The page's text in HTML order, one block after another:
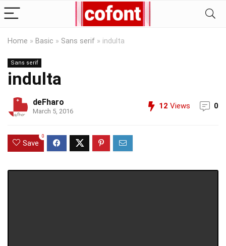
Home » Basic » Sans serif » indulta
Sans serif
indulta
deFharo
March 5, 2016
12 Views 0
Save
0